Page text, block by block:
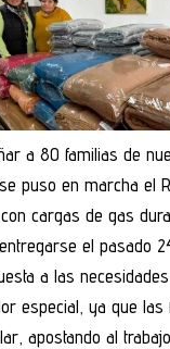
a 80 familias de
puso en marcha el
cargas de gas
el pasado
a las
especial, ya que
apostando al